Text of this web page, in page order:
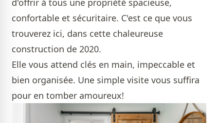
d'offrir à tous une propriété spacieuse,
confortable et sécuritaire. C'est ce que vous
trouverez ici, dans cette chaleureuse
construction de 2020.
Elle vous attend clés en main, impeccable et
bien organisée. Une simple visite vous suffira
pour en tomber amoureux!